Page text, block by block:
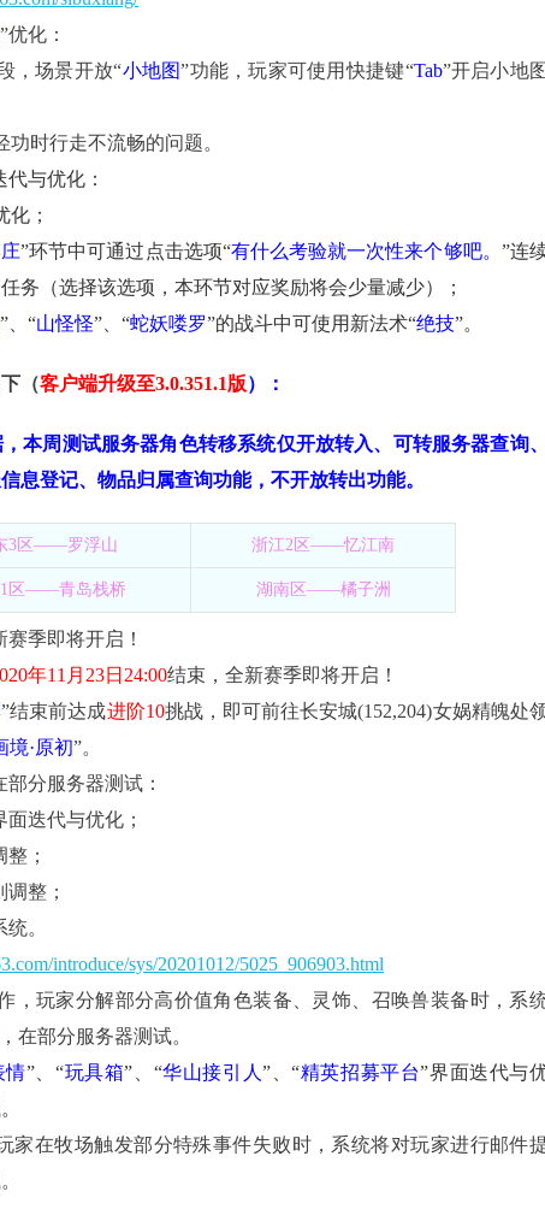
”优化：
，场景开放“小地图”功能，玩家可使用快捷键“Tab”开启小地
时行走不流畅的问题。
代与优化：
；
”环节中可通过 点击选项“有什么考验就一次性来个够吧。 ”连
务（选择该选项，本环节对应奖励将会少量减少）；
”、“山怪怪”、“蛇妖喽罗”的战斗中可使用新法术“绝技”。
（客户端升级至3.0.351.1版）：
本周测试服务器角色转移系统仅开放转入、可转服务器查询
息登记、物品归属查询功能，不开放转出功能。
3区——罗浮山 浙江2区——忆江南
1区——青岛栈桥 湖南区——橘子洲
赛季即将开启！
年11月23日24:00结束，全新赛季即将开启！
”结束前达成进阶10挑战，即可前往长安城(152,204)女娲精魄处
境·原初”。
部分服务器测试：
面迭代与优化；
整；
调整；
统。
introduce/sys/20201012/5025_906903.html
，玩家分解部分高价值角色装备、灵饰、召唤兽装备时，系
在部分服务器测试。
情”、“玩具箱”、 “华山接引人” 、“精英招募平台”界面迭代与
家在牧场触发部分特殊事件失败时， 系统将对玩家进行邮件